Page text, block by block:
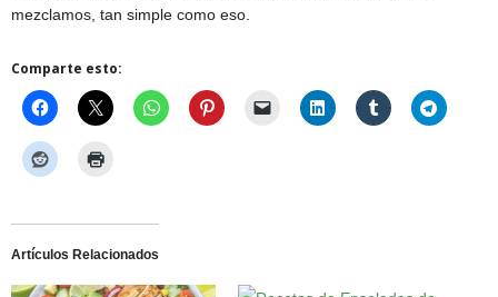
mezclamos, tan simple como eso.
Comparte esto:
Artículos Relacionados